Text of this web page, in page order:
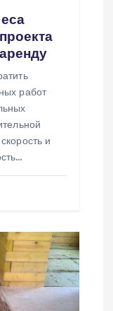
работ
и